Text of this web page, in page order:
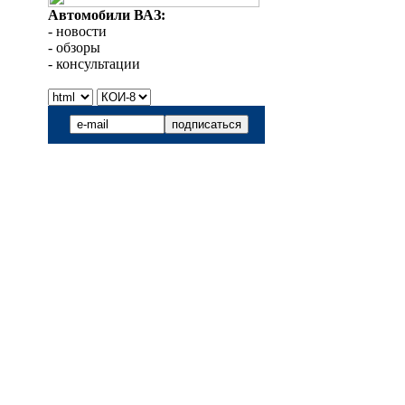
Автомобили ВАЗ:
- новости
- обзоры
- консультации